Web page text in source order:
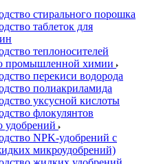
стирального порошка
таблеток для
теплоносителей
промышленной химии
перекиси водорода
полиакриламида
уксусной кислоты
флокулянтов
удобрений
NPK-удобрений с
микроудобрений)